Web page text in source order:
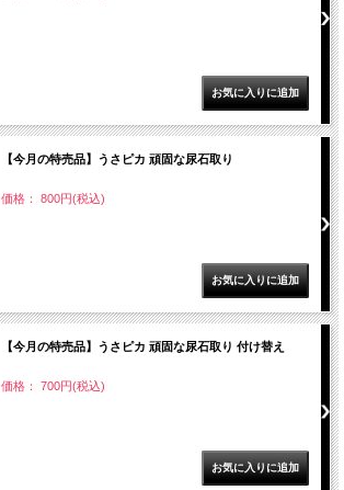
【今月の特売品】うさピカ 頑固な尿石取り
価格： 800円(税込)
【今月の特売品】うさピカ 頑固な尿石取り 付け替え
価格： 700円(税込)